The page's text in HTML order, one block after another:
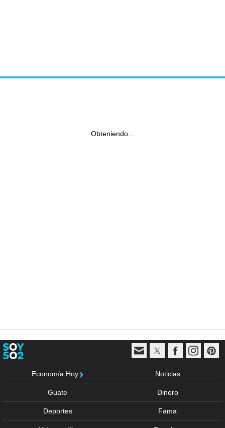
Obteniendo...
Economía Hoy Noticias
Guate Dinero
Deportes Fama